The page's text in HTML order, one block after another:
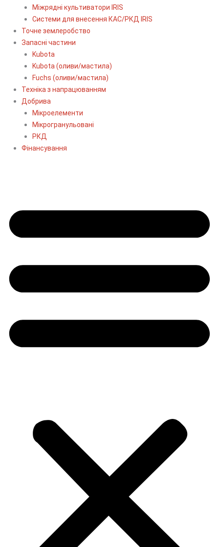
Міжрядні культиватори IRIS
Системи для внесення КАС/РКД IRIS
Точне землеробство
Запасні частини
Kubota
Kubota (оливи/мастила)
Fuchs (оливи/мастила)
Техніка з напрацюванням
Добрива
Мікроелементи
Мікрогранульовані
РКД
Фінансування